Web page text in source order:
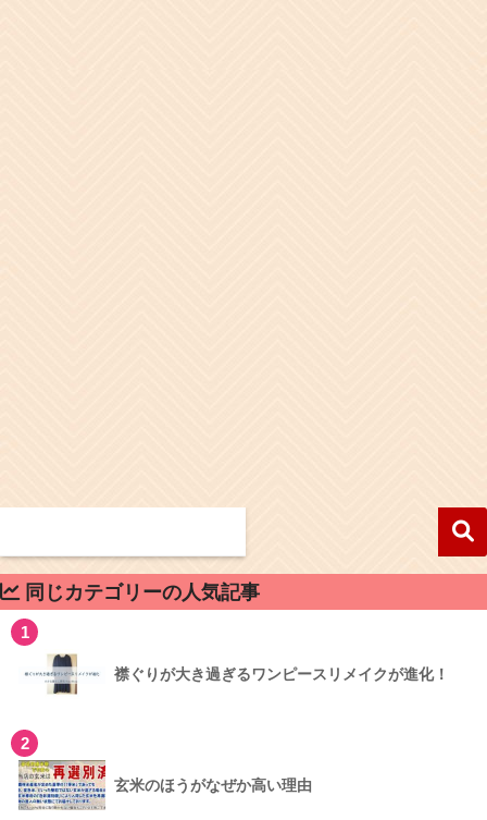
同じカテゴリーの人気記事
1
襟ぐりが大き過ぎるワンピースリメイクが進化！
2
玄米のほうがなぜか高い理由